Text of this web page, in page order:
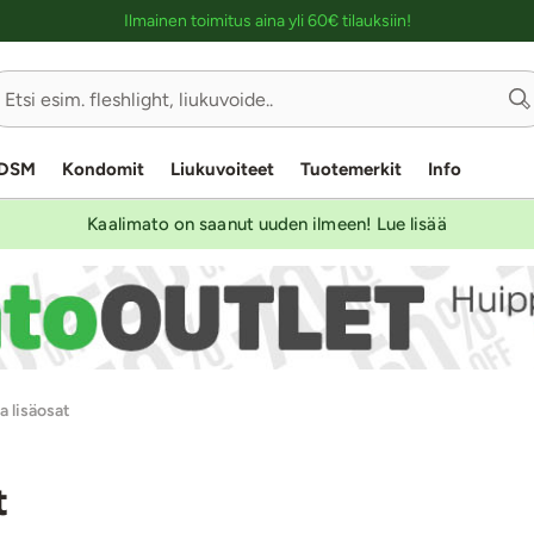
Ilmainen toimitus aina yli 60€ tilauksiin!
Kondomit Liukuvoiteet Tuotemerkit Info
Kaalimato on saanut uuden ilmeen! Lue lisää
lisäosat